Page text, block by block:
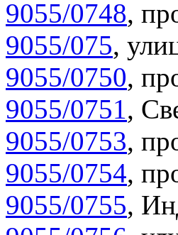
9055/0748,
9055/075,
9055/0750,
9055/0751,
9055/0753,
9055/0754,
9055/0755,